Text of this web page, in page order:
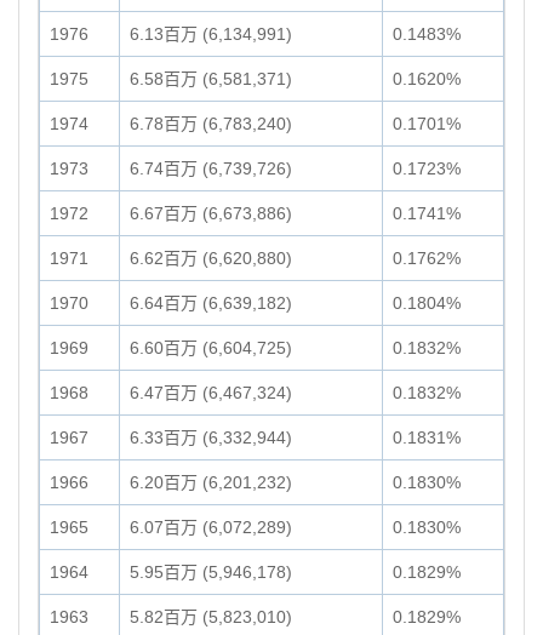
1976 6.13百万 (6,134,991) 0.1483%
1975 6.58百万 (6,581,371) 0.1620%
1974 6.78百万 (6,783,240) 0.1701%
1973 6.74百万 (6,739,726) 0.1723%
1972 6.67百万 (6,673,886) 0.1741%
1971 6.62百万 (6,620,880) 0.1762%
1970 6.64百万 (6,639,182) 0.1804%
1969 6.60百万 (6,604,725) 0.1832%
1968 6.47百万 (6,467,324) 0.1832%
1967 6.33百万 (6,332,944) 0.1831%
1966 6.20百万 (6,201,232) 0.1830%
1965 6.07百万 (6,072,289) 0.1830%
1964 5.95百万 (5,946,178) 0.1829%
1963 5.82百万 (5,823,010) 0.1829%